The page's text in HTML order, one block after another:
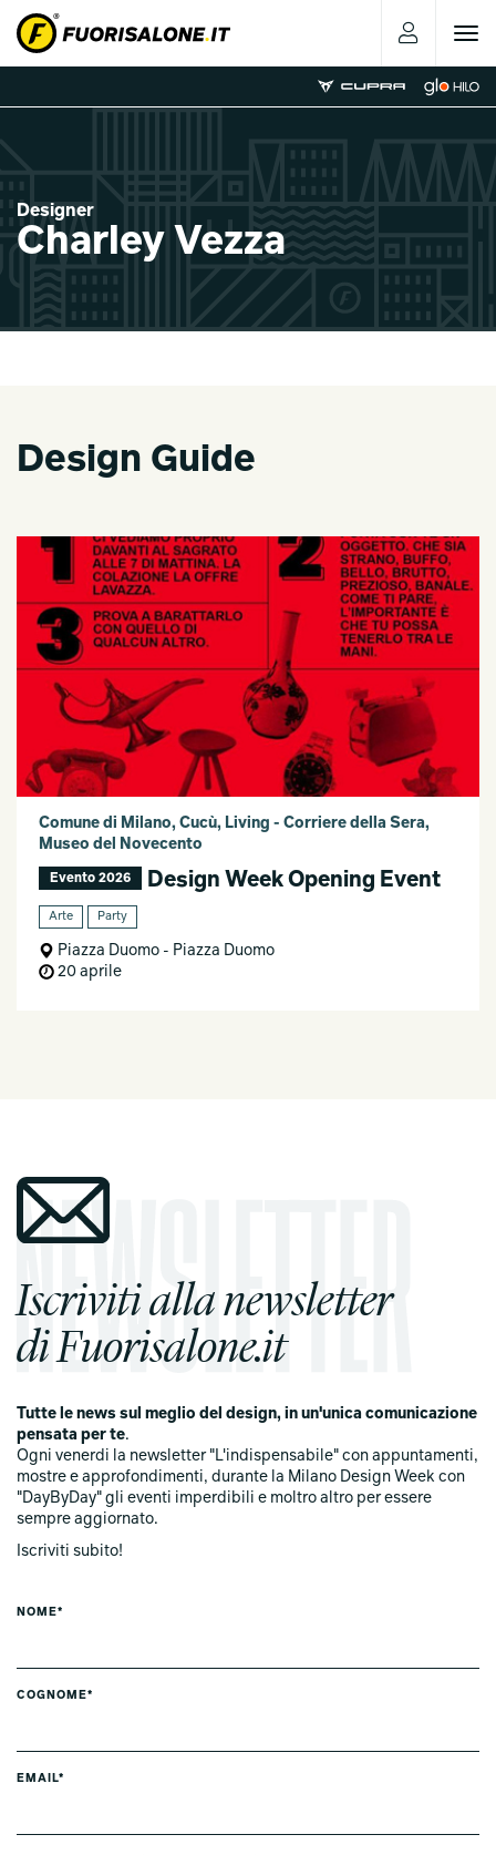
Toggle
Designer
Charley Vezza
Design Guide
Comune di Milano, Cucù, Living - Corriere della Sera,
Museo del Novecento
Evento 2026 Design Week Opening Event
Arte Party
Piazza Duomo - Piazza Duomo
20 aprile
Iscriviti alla newsletter
di Fuorisalone.it
Tutte le news sul meglio del design, in un'unica comunicazione
pensata per te.
Ogni venerdi la newsletter "L'indispensabile" con appuntamenti,
mostre e approfondimenti, durante la Milano Design Week con
"DayByDay" gli eventi imperdibili e moltro altro per essere
sempre aggiornato.
Iscriviti subito!
NOME*
COGNOME*
EMAIL*